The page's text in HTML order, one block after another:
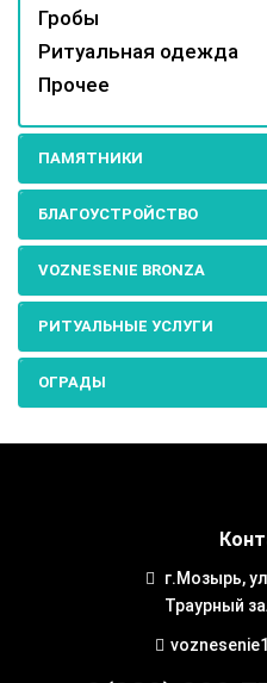
Гробы
Ритуальная одежда
Прочее
ПАМЯТНИКИ
БЛАГОУСТРОЙСТВО
VOZNESENIE BRONZA
РИТУАЛЬНЫЕ УСЛУГИ
ОГРАДЫ
г.Мозырь,
Траурный